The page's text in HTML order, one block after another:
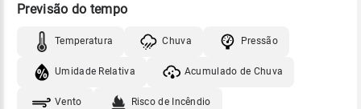
Previsão do tempo
Temperatura Chuva Pressão
Umidade Relativa Acumulado de Chuva
Vento Risco de Incêndio